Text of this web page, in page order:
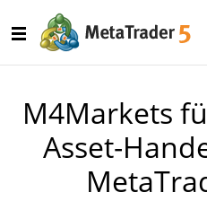
M4Markets
Asset-